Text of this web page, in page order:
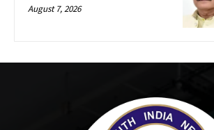
August 7, 2026